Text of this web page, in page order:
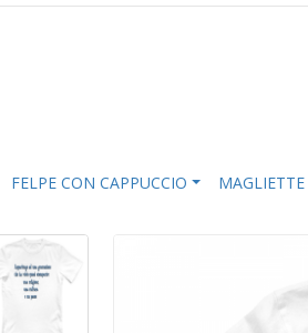
FELPE CON CAPPUCCIO